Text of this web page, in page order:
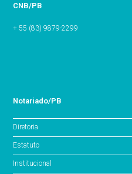
CNB/PB
+ 55 (83) 9879-2299
Notariado/PB
Diretoria
Estatuto
Institucional